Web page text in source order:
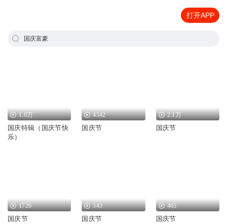
打开APP
国庆富豪
1.6万
国庆特辑（国庆节快
乐）
4542
国庆节
2.1万
国庆节
1726
国庆节
543
国庆节
465
国庆节